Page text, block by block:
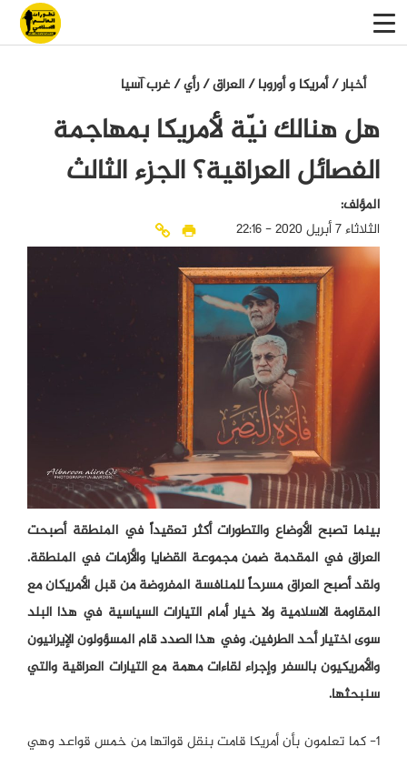
أخبار/أمريكا و أوروبا/العراق/رأي/غرب آسيا
هل هنالك نيّة لأمريكا بمهاجمة
الفصائل العراقية؟ الجزء الثالث
المؤلف:
الثلاثاء 7 أبريل 2020 - 22:16
بينما تصبح الأوضاع والتطورات أكثر تعقيداً في المنطقة أصبحت
العراق في المقدمة ضمن مجموعة القضايا والأزمات في المنطقة.
ولقد أصبح العراق مسرحاً للمنافسة المفروضة من قبل الأمريكان مع
المقاومة الاسلامية ولا خيار أمام التيارات السياسية في هذا البلد
سوى اختيار أحد الطرفين. وفي هذا الصدد قام المسؤولون الإيرانيون
والأمريكيون بالسفر وإجراء لقاءات مهمة مع التيارات العراقية والتي
سنبحثها.
1- كما تعلمون بأن أمريكا قامت بنقل قواتها من خمس قواعد وهي